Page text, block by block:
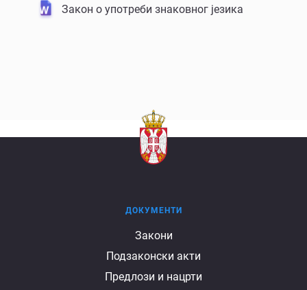
Закон о употреби знаковног језика
ДОКУМЕНТИ
Закони
Подзаконски акти
Предлози и нацрти